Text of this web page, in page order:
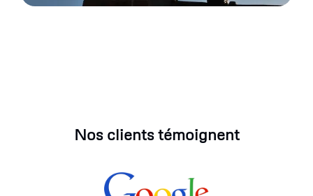
Nos clients témoignent